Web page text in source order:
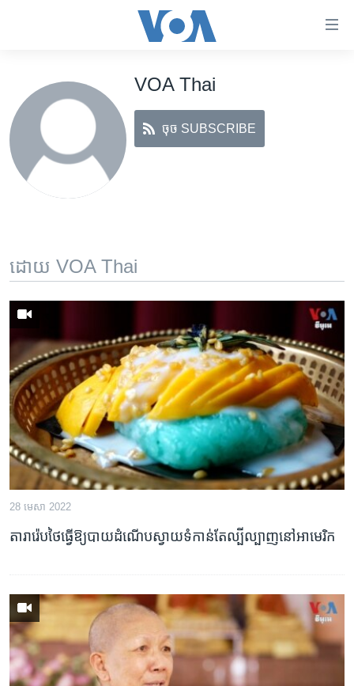
ទាក់ទង
រំលង​
និង​
ចូល​
ទៅ​​
រំលង​
និង​
ចូល​
រចនា
សម្ព័ន្ធ​
រំលង​
និង​
ចូល​
ទៅ​
ទំព័រ​
ស្វែង​
អន្តរជាតិ
អាមេរិក
ចិន
ហេឡូវីអូអេ
ទូរទស្សន៍ / វីដេអូ​
វិទ្យុ / ផតខាសថ៍
កម្មវិធីទាំងអស់
Khmer English
បណ្តាញ​សង្គម
VOA Thai
ចុច SUBSCRIBE
ដោយ VOA Thai
28 មេសា 2022
តារារ៉េបថៃ​ធ្វើឱ្យ​បាយដំណើប​ស្វាយទំ​កាន់តែល្បីល្បាញ​នៅអាមេរិក